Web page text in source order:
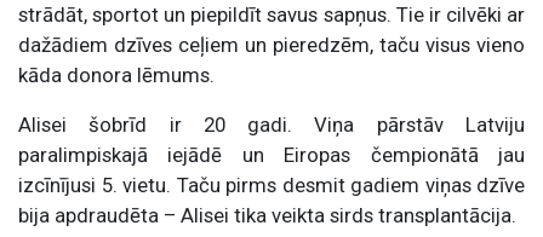
strādāt, sportot un piepildīt savus sapņus. Tie ir cilvēki ar
dažādiem dzīves ceļiem un pieredzēm, taču visus vieno
kāda donora lēmums.
Alisei šobrīd ir 20 gadi. Viņa pārstāv Latviju
paralimpiskajā iejādē un Eiropas čempionātā jau
izcīnījusi 5. vietu. Taču pirms desmit gadiem viņas dzīve
bija apdraudēta – Alisei tika veikta sirds transplantācija.